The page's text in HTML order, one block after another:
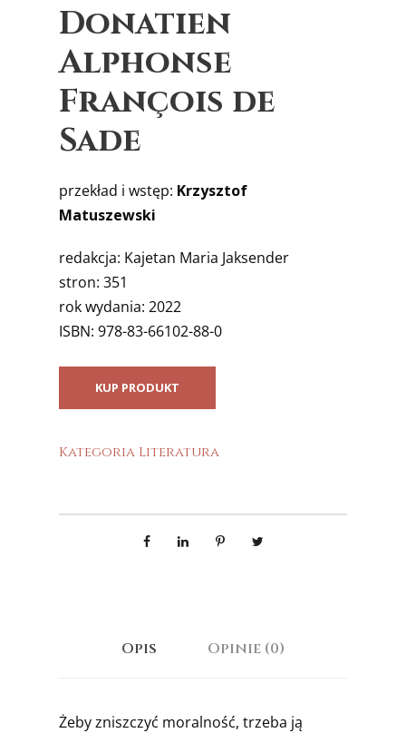
Donatien
Alphonse
François de
Sade
przekład i wstęp: Krzysztof
Matuszewski
redakcja: Kajetan Maria Jaksender
stron: 351
rok wydania: 2022
ISBN: 978-83-66102-88-0
KUP PRODUKT
Kategoria Literatura
Opis Opinie (0)
Żeby zniszczyć moralność, trzeba ją